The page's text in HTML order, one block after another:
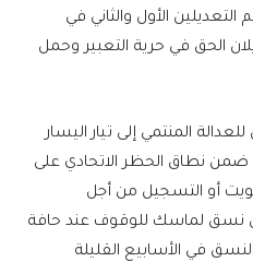
الأول والثاني في
الحق في حرية التعبير وحمل
المنتمي إلى تيار اليسار
نطاق الحظر الاتحادي على
أو التسجيل من أجل
نسق لماسك للوقوف عند حافة
في الأسابيع القليلة